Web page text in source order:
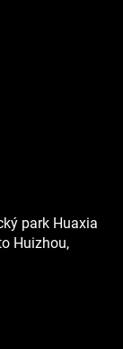
park Huaxia
Huizhou,